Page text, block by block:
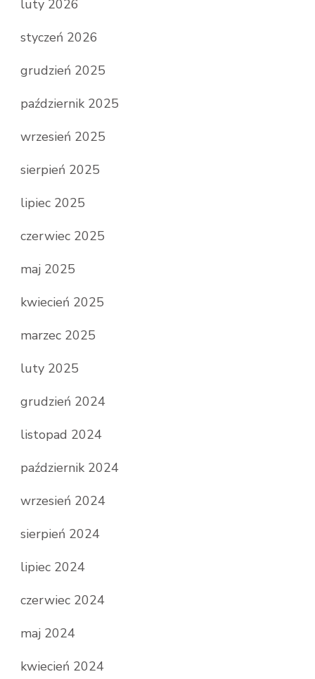
luty 2026
styczeń 2026
grudzień 2025
październik 2025
wrzesień 2025
sierpień 2025
lipiec 2025
czerwiec 2025
maj 2025
kwiecień 2025
marzec 2025
luty 2025
grudzień 2024
listopad 2024
październik 2024
wrzesień 2024
sierpień 2024
lipiec 2024
czerwiec 2024
maj 2024
kwiecień 2024